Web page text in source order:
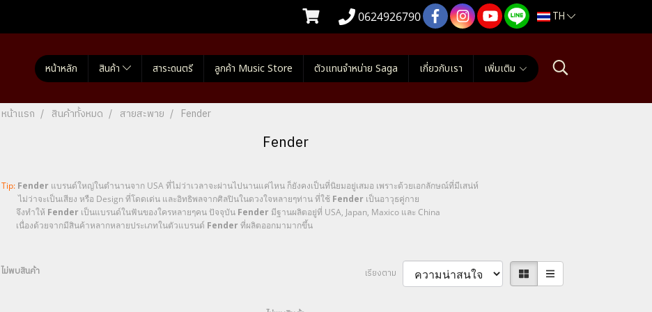
0624926790 TH
หน้าหลัก สินค้า สาระดนตรี ลูกค้า Music Store ตัวแทนจำหน่าย Saga เกี่ยวกับเรา เพิ่มเติม
หน้าแรก สินค้าทั้งหมด สายสะพาย Fender
Fender
Tip: Fender แบรนด์ใหญ่ในตำนานจาก USA ที่ไม่ว่าเวลาจะผ่านไปนานแค่ไหน ก็ยังคงเป็นที่นิยมอยู่เสมอ เพราะด้วยเอกลักษณ์ที่มีเสน่ห์
ไม่ว่าจะเป็นเสียง หรือ Design ที่โดดเด่น และอิทธิพลจากศิลปินในดวงใจหลายๆท่าน ที่ใช้ Fender เป็นอาวุธคู่กาย
จึงทำให้ Fender เป็นแบรนด์ในฟันของใครหลายๆคน ปัจจุบัน Fender มีฐานผลิตอยู่ที่ USA, Japan, Maxico และ China
เนื่องด้วยจากมีสินค้าหลากหลายประเภทในตัวแบรนด์ Fender ที่ผลิตออกมามากขึ้น
ไม่พบสินค้า เรียงตาม